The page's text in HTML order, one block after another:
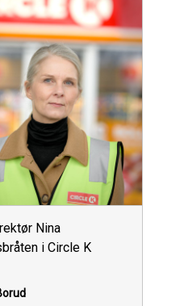
Nina
i Circle K